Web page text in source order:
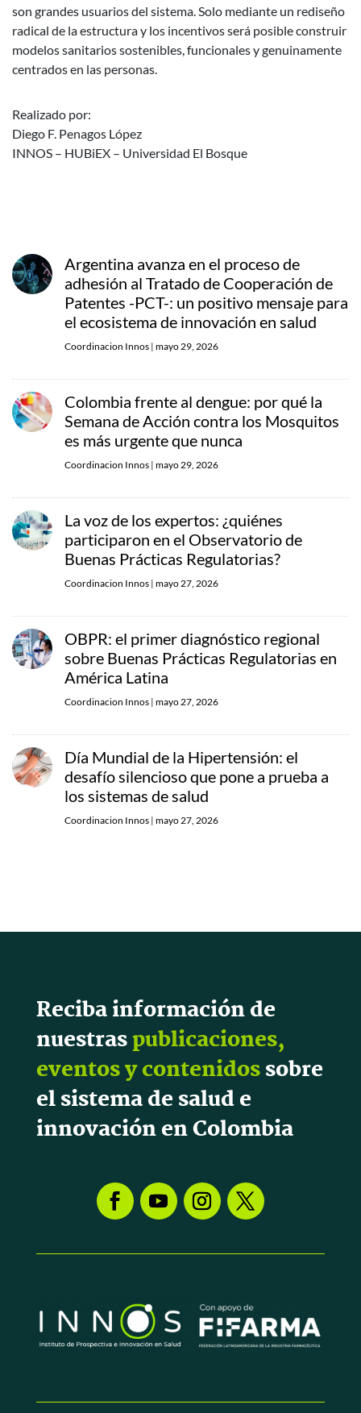
son grandes usuarios del sistema. Solo mediante un rediseño
radical de la estructura y los incentivos será posible construir
modelos sanitarios sostenibles, funcionales y genuinamente
centrados en las personas.
Realizado por:
Diego F. Penagos López
INNOS – HUBiEX – Universidad El Bosque
Argentina avanza en el proceso de
adhesión al Tratado de Cooperación de
Patentes -PCT-: un positivo mensaje para
el ecosistema de innovación en salud
Coordinacion Innos | mayo 29, 2026
Colombia frente al dengue: por qué la
Semana de Acción contra los Mosquitos
es más urgente que nunca
Coordinacion Innos | mayo 29, 2026
La voz de los expertos: ¿quiénes
participaron en el Observatorio de
Buenas Prácticas Regulatorias?
Coordinacion Innos | mayo 27, 2026
OBPR: el primer diagnóstico regional
sobre Buenas Prácticas Regulatorias en
América Latina
Coordinacion Innos | mayo 27, 2026
Día Mundial de la Hipertensión: el
desafío silencioso que pone a prueba a
los sistemas de salud
Coordinacion Innos | mayo 27, 2026
Reciba información de
nuestraspublicaciones,
eventos y contenidossobre
el sistema de salud e
innovación en Colombia